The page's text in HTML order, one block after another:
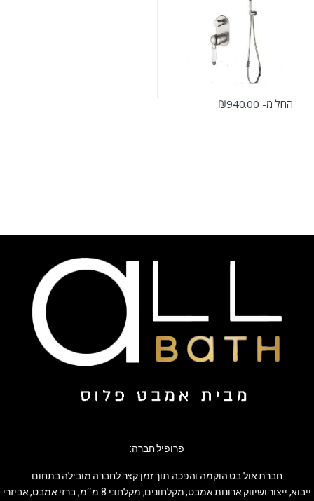
החל מ- ₪940.00
פרופיל חברה:
חברת אול בט הוקמה והפכה תוך זמן קצר לחברה מובילה בתחום
ייבוא, ייצור ושיווק ארונות אמבט, מקלחונים, מקלחוני 8 מ״מ, ברזי אמבט, אביזרי